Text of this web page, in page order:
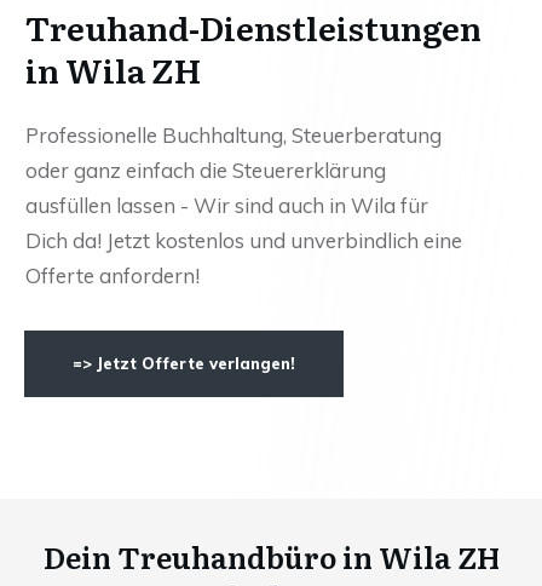
Treuhand-Dienstleistungen
in Wila ZH
Professionelle Buchhaltung, Steuerberatung
oder ganz einfach die Steuererklärung
ausfüllen lassen - Wir sind auch in Wila für
Dich da! Jetzt kostenlos und unverbindlich eine
Offerte anfordern!
=> Jetzt Offerte verlangen!
Dein Treuhandbüro in Wila ZH